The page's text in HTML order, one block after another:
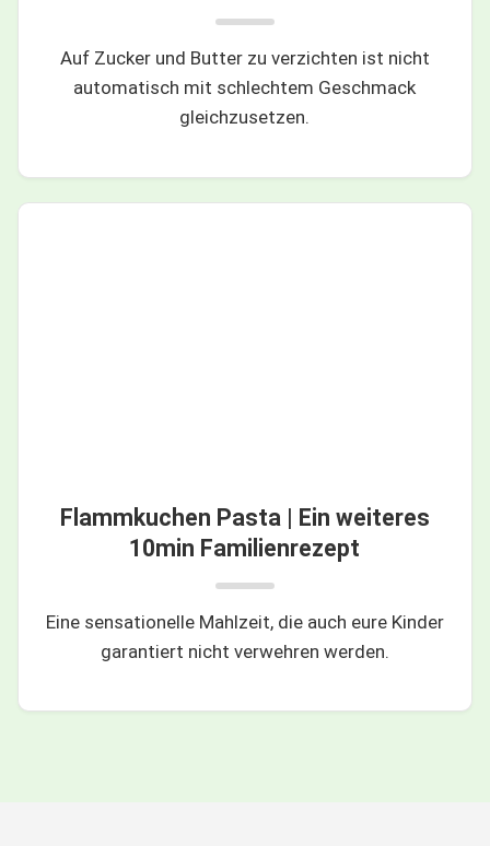
Auf Zucker und Butter zu verzichten ist nicht
automatisch mit schlechtem Geschmack
gleichzusetzen.
Flammkuchen Pasta | Ein weiteres
10min Familienrezept
Eine sensationelle Mahlzeit, die auch eure Kinder
garantiert nicht verwehren werden.